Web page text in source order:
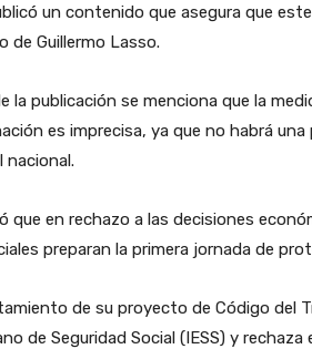
un contenido que asegura que
de Guillermo Lasso.
la publicación se menciona que la
es imprecisa, ya que no habrá
nacional.
que en rechazo a las decisiones
preparan la primera jornada de
de su proyecto de Código del
de Seguridad Social (IESS) y rechaza